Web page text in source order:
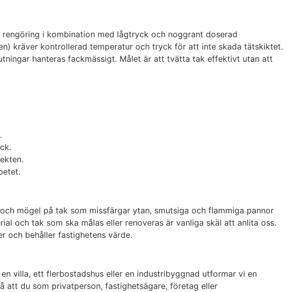
i kombination med lågtryck och noggrant doserad
kräver kontrollerad temperatur och tryck för att inte skada tätskiktet.
hanteras fackmässigt. Målet är att tvätta tak effektivt utan att
mögel på tak som missfärgar ytan, smutsiga och flammiga pannor
och tak som ska målas eller renoveras är vanliga skäl att anlita oss.
och behåller fastighetens värde.
villa, ett flerbostadshus eller en industribyggnad utformar vi en
att du som privatperson, fastighetsägare, företag eller